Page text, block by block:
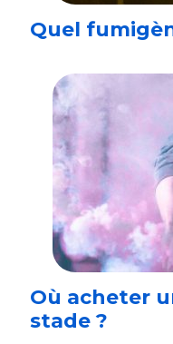
Quel
Où acheter
stade ?